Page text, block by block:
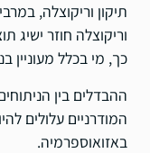
תיקון וריקוצלה,
וריקוצלה חוזר ישיג
כך, מי בכלל מעוניין
ההבדלים בין
המודרניים עלולים
באזואוספרמיה.